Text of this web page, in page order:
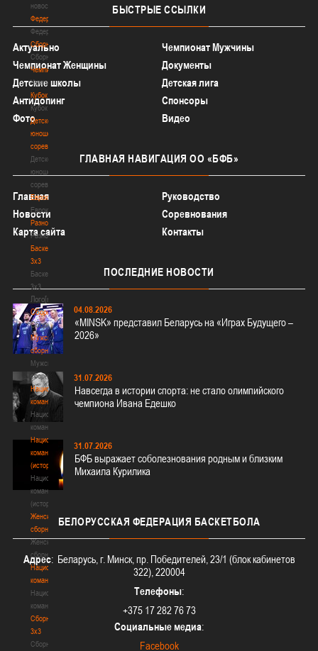
новости
Федерация
Федерация
Сборные
Сборные
Чемпионат
Чемпионат
Кубок
Кубок
Детско-
юношеские
соревнования
Детско-
юношеские
соревнования
Еврокубки
Еврокубки
Разное
Разное
Баскетбол
3х3
Баскетбол
3х3
Лого[modid=121]
Сборные
Сборные
Мужские
сборные
Мужские
сборные
Национальная
команда
Национальная
команда
Национальная
команда
(история)
Национальная
команда
(история)
Женские
сборные
Женские
сборные
Национальная
команда
Национальная
команда
Сборные
3х3
Сборные
БЫСТРЫЕ ССЫЛКИ
Актуально
Чемпионат Мужчины
Чемпионат Женщины
Документы
Детские школы
Детская лига
Антидопинг
Спонсоры
Фото
Видео
ГЛАВНАЯ НАВИГАЦИЯ ОО «БФБ»
Главная
Руководство
Новости
Соревнования
Карта сайта
Контакты
ПОСЛЕДНИЕ НОВОСТИ
04.08.2026
«MINSK» представил Беларусь на «Играх Будущего –
2026»
31.07.2026
Навсегда в истории спорта: не стало олимпийского
чемпиона Ивана Едешко
31.07.2026
БФБ выражает соболезнования родным и близким
Михаила Курилика
БЕЛОРУССКАЯ ФЕДЕРАЦИЯ БАСКЕТБОЛА
Адрес: Беларусь, г. Минск, пр. Победителей, 23/1 (блок кабинетов
322), 220004
Телефоны:
+375 17 282 76 73
Социальные медиа:
Facebook